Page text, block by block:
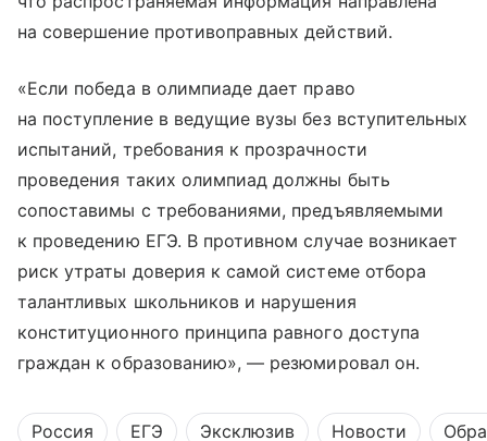
на совершение противоправных действий.
«Если победа в олимпиаде дает право
на поступление в ведущие вузы без вступительных
испытаний, требования к прозрачности
проведения таких олимпиад должны быть
сопоставимы с требованиями, предъявляемыми
к проведению ЕГЭ. В противном случае возникает
риск утраты доверия к самой системе отбора
талантливых школьников и нарушения
конституционного принципа равного доступа
граждан к образованию», — резюмировал он.
Россия ЕГЭ Эксклюзив Новости